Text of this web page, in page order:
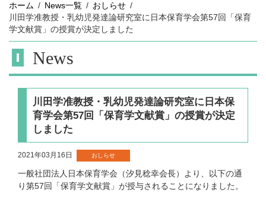
ホーム News一覧
おしらせ
川田学准教授・乳幼児発達論研究室に日本保育学会第57回「保育
学文献賞」の授賞が決定しました
News
川田学准教授・乳幼児発達論研究室に日本保
育学会第57回「保育学文献賞」の授賞が決定
しました
2021年03月16日 おしらせ
一般社団法人日本保育学会（汐見稔幸会長）より、以下の通
り第57回「保育学文献賞」が授与されることになりました。